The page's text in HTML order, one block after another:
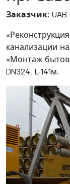
Заказчик: UAB
канализации
«Монтаж
DN324, L-141м.